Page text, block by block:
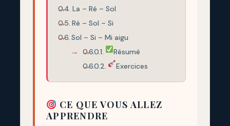
La – Ré – Sol
Ré – Sol – Si
Sol – Si – Mi aigu
Résumé
Exercices
CE QUE VOUS ALLEZ
APPRENDRE